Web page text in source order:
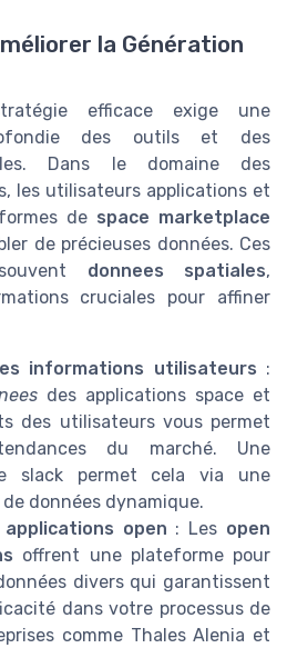
la Génération
efficace exige une
des outils et des
Dans le domaine des
les utilisateurs applications et
de space marketplace
de précieuses données. Ces
donnees spatiales,
cruciales pour affiner
informations utilisateurs :
des applications space et
des utilisateurs vous permet
du marché. Une
slackpermet cela via une
données dynamique.
open : Les open
offrent une plateforme pour
divers qui garantissent
dans votre processus de
comme Thales Alenia et